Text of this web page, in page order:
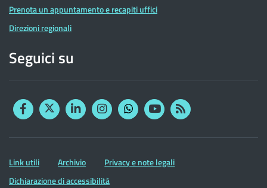
Prenota un appuntamento e recapiti uffici
Direzioni regionali
Seguici su
FacebookTwitterLinkedinInstagram
YouTubeRSS
Altre
informazioni
Link utili Archivio
Privacy e note legali
Dichiarazione di accessibilità